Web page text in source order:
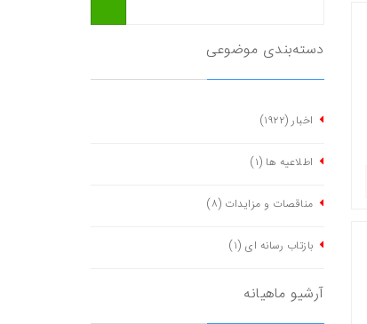
دسته‌بندی موضوعی
اخبار(١٩٢٢)
اطلاعیه ها (١)
مناقصات و مزایدات (٨)
بازتاب رسانه ای (١)
آرشیو ماهیانه